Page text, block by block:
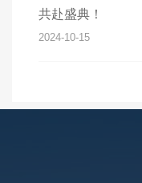
共赴盛典！
2024-10-15